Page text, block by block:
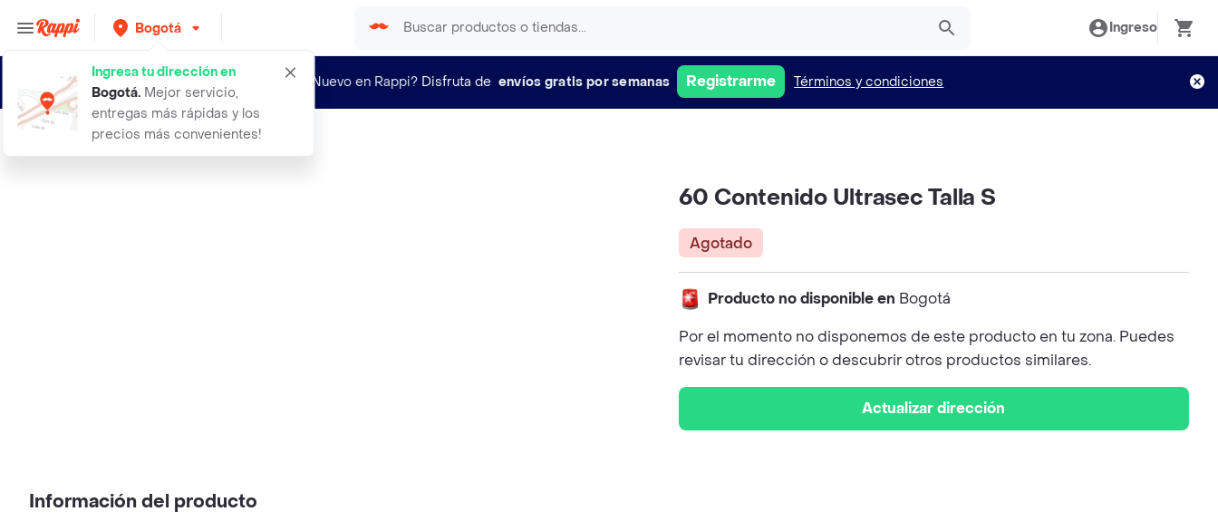
Bogotá
Ingresa tu dirección en
Bogotá. Mejor servicio,
entregas más rápidas y los
precios más convenientes!
Ingreso
¿Nuevo en Rappi? Disfruta de envíos gratis por semanas Registrarme Términos y condiciones
60 contenido ultrasec talla s
60 Contenido Ultrasec Talla S
Agotado
Producto no disponible en Bogotá
Por el momento no disponemos de este producto en tu zona. Puedes
revisar tu dirección o descubrir otros productos similares.
Actualizar dirección
Información del producto